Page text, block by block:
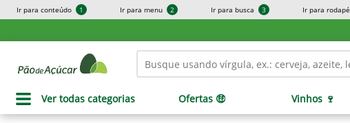
Ir para conteúdo 1 Ir para menu 2 Ir para busca 3 Ir para rodapé
Ver todas categorias Ofertas 🤑 Vinhos 🍷